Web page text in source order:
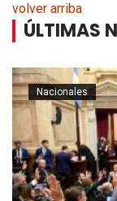
volver arriba
ÚLTIMAS
Nacionales